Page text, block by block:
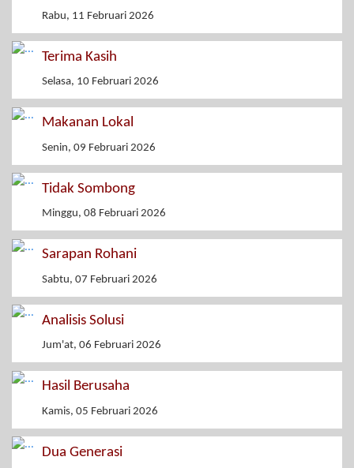
Rabu, 11 Februari 2026
Terima Kasih
Selasa, 10 Februari 2026
Makanan Lokal
Senin, 09 Februari 2026
Tidak Sombong
Minggu, 08 Februari 2026
Sarapan Rohani
Sabtu, 07 Februari 2026
Analisis Solusi
Jum'at, 06 Februari 2026
Hasil Berusaha
Kamis, 05 Februari 2026
Dua Generasi